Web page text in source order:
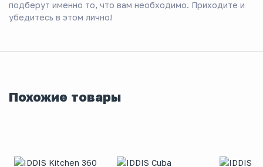
подберут именно то, что вам необходимо. Приходите и
убедитесь в этом лично!
Похожие товары